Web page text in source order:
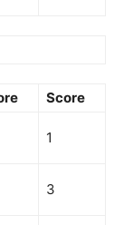
Score
1
3